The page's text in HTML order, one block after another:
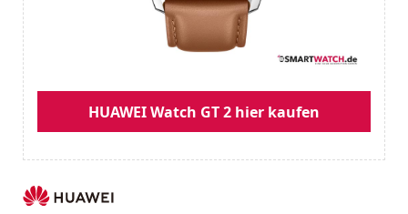
HUAWEI Watch GT 2 hier kaufen